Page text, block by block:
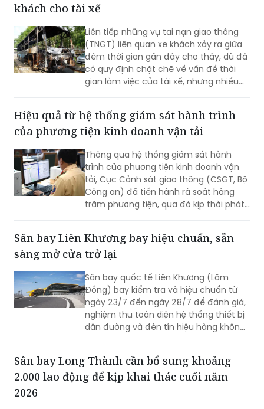
khách cho tài xế
Liên tiếp những vụ tai nạn giao thông
(TNGT) liên quan xe khách xảy ra giữa
đêm thời gian gần đây cho thấy, dù đã
có quy định chặt chẽ về vấn đề thời
gian làm việc của tài xế, nhưng nhiều
thảm khốc.
Hiệu quả từ hệ thống giám sát hành trình
của phương tiện kinh doanh vận tải
Thông qua hệ thống giám sát hành
trình của phương tiện kinh doanh vận
tải, Cục Cảnh sát giao thông (CSGT, Bộ
Công an) đã tiến hành rà soát hàng
trăm phương tiện, qua đó kịp thời phát
Sân bay Liên Khương bay hiệu chuẩn, sẵn
sàng mở cửa trở lại
Sân bay quốc tế Liên Khương (Lâm
Đồng) bay kiểm tra và hiệu chuẩn từ
ngày 23/7 đến ngày 28/7 để đánh giá,
nghiệm thu toàn diện hệ thống thiết bị
dẫn đường và đèn tín hiệu hàng không
bay Liên Khương khai thác trở lại vào
ngày 19/8.
Sân bay Long Thành cần bổ sung khoảng
2.000 lao động để kịp khai thác cuối năm
2026